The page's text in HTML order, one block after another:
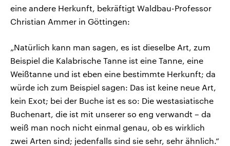
eine andere Herkunft, bekräftigt Waldbau-Professor
Christian Ammer in Göttingen:
„Natürlich kann man sagen, es ist dieselbe Art, zum
Beispiel die Kalabrische Tanne ist eine Tanne, eine
Weißtanne und ist eben eine bestimmte Herkunft; da
würde ich zum Beispiel sagen: Das ist keine neue Art,
kein Exot; bei der Buche ist es so: Die westasiatische
Buchenart, die ist mit unserer so eng verwandt – da
weiß man noch nicht einmal genau, ob es wirklich
zwei Arten sind; jedenfalls sind sie sehr, sehr ähnlich.“